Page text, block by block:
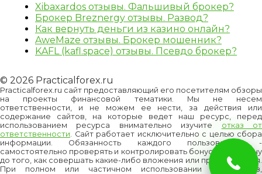
Xibaxardos отзывы. Фальшивый брокер?
Брокер Breznergy отзывы. Развод?
Как вернуть деньги из казино онлайн?
AweMaze отзывы. Брокер мошенник?
KAFL (kafl.space) отзывы. Псевдо брокер?
© 2026 Practicalforex.ru
Practicalforex.ru сайт предоставляющий его посетителям обзоры
на проекты финансовой тематики. Мы не несем
ответственности, и не можем ее нести, за действия или
содержание сайтов, на которые ведет наш ресурс, перед
использованием ресурса внимательно изучите отказ от
ответственности . Сайт работает исключительно с целью сбора
информации. Обязанность каждого пользователя -
самостоятельно проверять и контролировать бонусы и/или цену
до того, как совершать какие-либо вложения или приобретения.
При полном или частичном использовании материалов,